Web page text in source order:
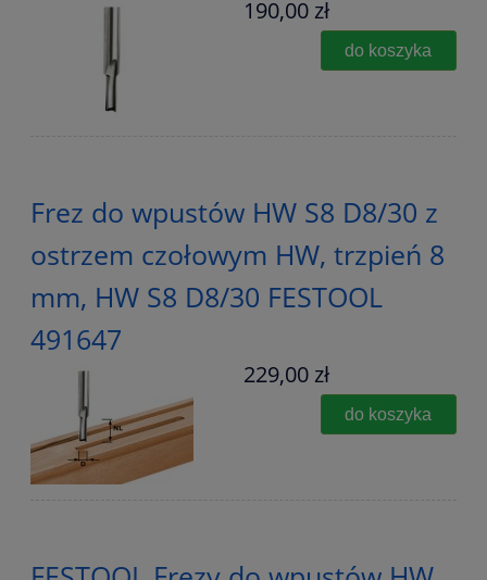
190,00 zł
do koszyka
Frez do wpustów HW S8 D8/30 z
ostrzem czołowym HW, trzpień 8
mm, HW S8 D8/30 FESTOOL
491647
229,00 zł
do koszyka